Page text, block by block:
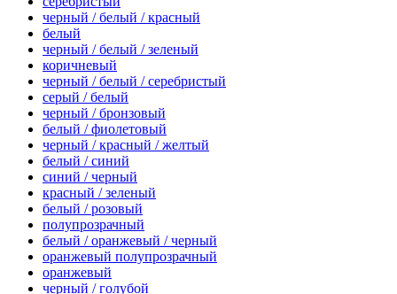
черный / белый / красный
белый
черный / белый / зеленый
коричневый
черный / белый / серебристый
серый / белый
черный / бронзовый
белый / фиолетовый
черный / красный / желтый
белый / синий
синий / черный
красный / зеленый
белый / розовый
полупрозрачный
белый / оранжевый / черный
оранжевый полупрозрачный
оранжевый
черный / голубой